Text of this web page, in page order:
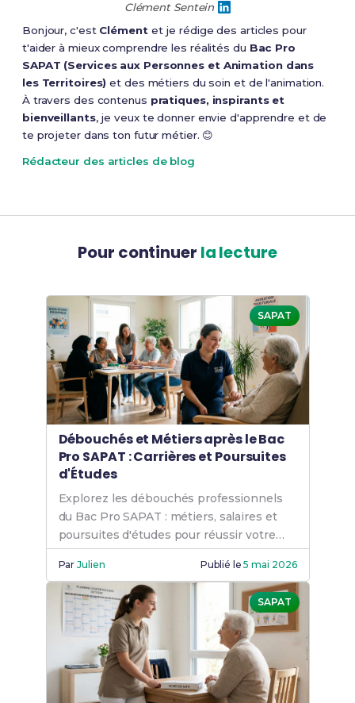
Clément Sentein
Bonjour, c'est Clémentet je rédige des articles pour
t'aider à mieux comprendre les réalités du Bac Pro
SAPAT (Services aux Personnes et Animation dans
les Territoires) et des métiers du soin et de l'animation.
À travers des contenus pratiques, inspirants et
bienveillants, je veux te donner envie d'apprendre et de
te projeter dans ton futur métier. 😊
Rédacteur des articles de blog
Pour continuer la lecture
SAPAT
Débouchés et Métiers après le Bac
Pro SAPAT : Carrières et Poursuites
d'Études
Explorez les débouchés professionnels
du Bac Pro SAPAT : métiers, salaires et
poursuites d'études pour réussir votre
carrière.
ParJulien Publié le5 mai 2026
SAPAT